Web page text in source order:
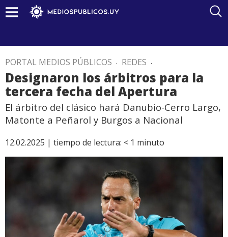
PORTAL MEDIOS PÚBLICOS . REDES .
Designaron los árbitros para la
tercera fecha del Apertura
El árbitro del clásico hará Danubio-Cerro Largo,
Matonte a Peñarol y Burgos a Nacional
12.02.2025 | tiempo de lectura: < 1 minuto